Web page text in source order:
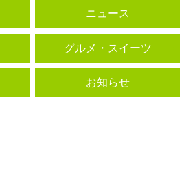
ニュース
グルメ・スイーツ
お知らせ